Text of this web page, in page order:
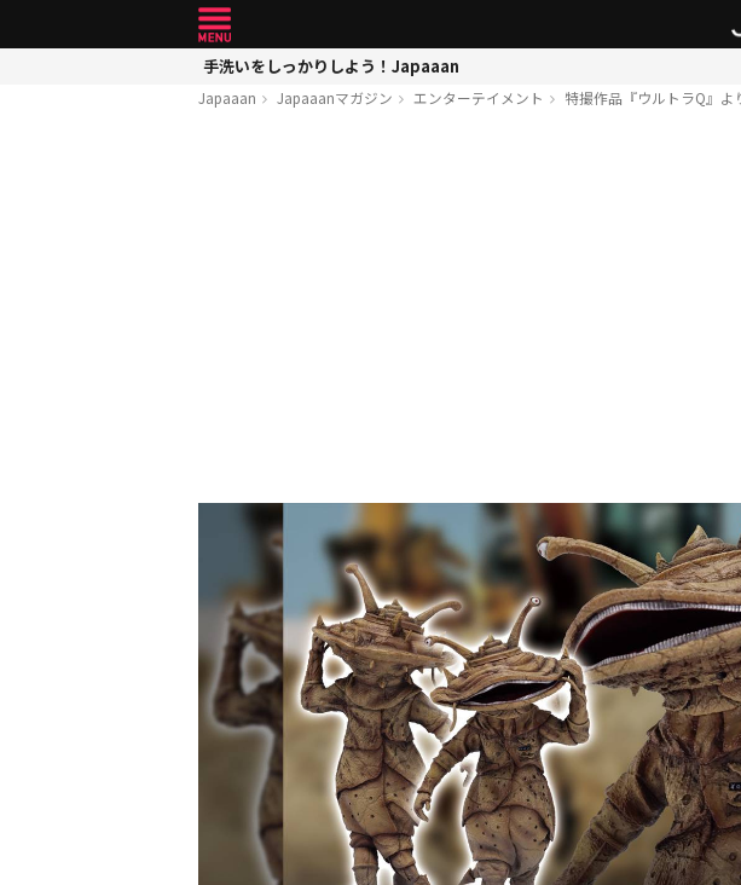
手洗いをしっかりしよう！Japaaan
Japaaan Japaaanマガジン エンターテイメント 特撮作品『ウルトラQ』よ